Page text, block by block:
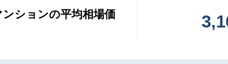
ションの平均相場価